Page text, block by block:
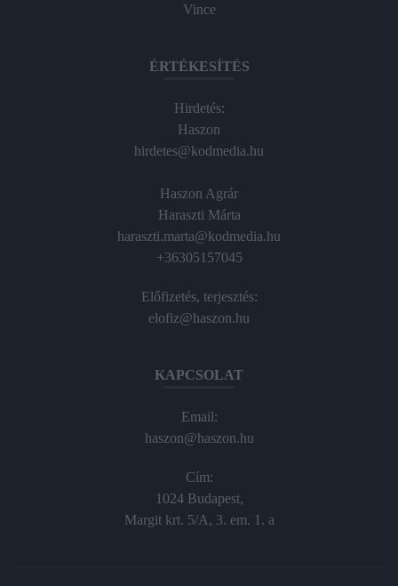
Vince
ÉRTÉKESÍTÉS
Hirdetés:
Haszon
hirdetes@kodmedia.hu
Haszon Agrár
Haraszti Márta
haraszti.marta@kodmedia.hu
+36305157045
Előfizetés, terjesztés:
elofiz@haszon.hu
KAPCSOLAT
Email:
haszon@haszon.hu
Cím:
1024 Budapest,
Margit krt. 5/A, 3. em. 1. a